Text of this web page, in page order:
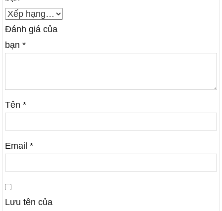
Đánh giá của
bạn*
Tên*
Email*
Lưu tên của